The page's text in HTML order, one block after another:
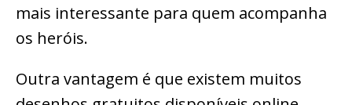
mais interessante para quem acompanha
os heróis.
Outra vantagem é que existem muitos